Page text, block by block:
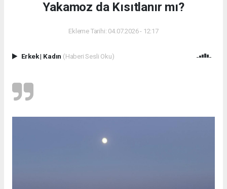
Yakamoz da Kısıtlanır mı?
Ekleme Tarihi: 04.07.2026 - 12:17
Erkek| Kadın (Haberi Sesli Oku)